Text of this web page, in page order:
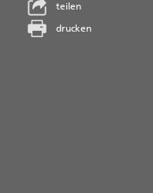
teilen
drucken